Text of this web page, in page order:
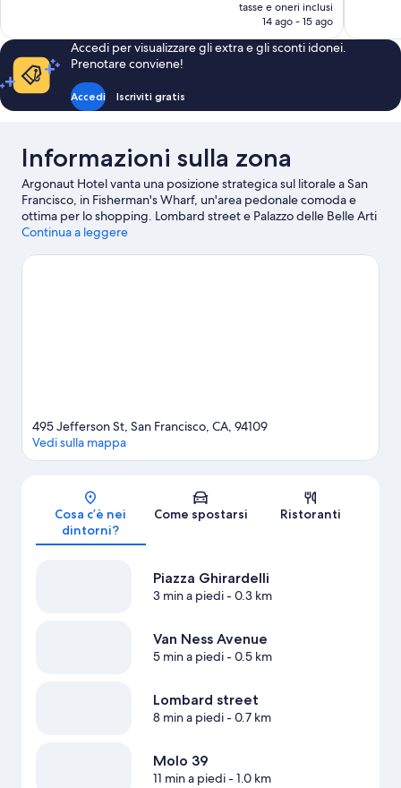
attuale
119 €
tasse e oneri inclusi
14 ago - 15 ago
Accedi per visualizzare gli extra e gli sconti idonei.
Prenotare conviene!
Accedi Iscriviti gratis
Informazioni sulla zona
Argonaut Hotel vanta una posizione strategica sul litorale a San
Francisco, in Fisherman's Wharf, un'area pedonale comoda e
ottima per lo shopping. Lombard street e Palazzo delle Belle Arti
sono due delle principali attrazioni della zona. Per chi ama lo
assolutamente da non perdere. University of San Francisco e
Continua a leggere
Mappa
495 Jefferson St, San Francisco, CA, 94109
Vedi sulla mappa
Cosa c’è nei
dintorni?
Come spostarsi Ristoranti
Piazza Ghirardelli
3 min a piedi- 0.3 km
Van Ness Avenue
5 min a piedi- 0.5 km
Lombard street
8 min a piedi- 0.7 km
Molo 39
11 min a piedi- 1.0 km